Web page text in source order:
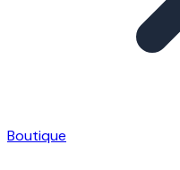
Boutique